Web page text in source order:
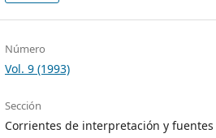
Número
Vol. 9 (1993)
Sección
Corrientes de interpretación y fuentes